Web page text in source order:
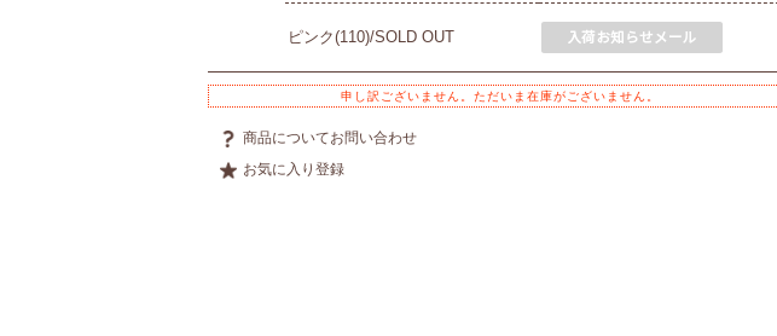
ピンク(110)/SOLD OUT
申し訳ございません。ただいま在庫がございません。